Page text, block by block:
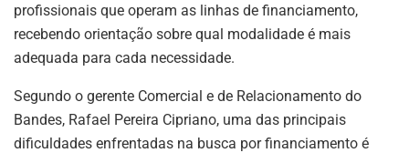
profissionais que operam as linhas de financiamento,
recebendo orientação sobre qual modalidade é mais
adequada para cada necessidade.
Segundo o gerente Comercial e de Relacionamento do
Bandes, Rafael Pereira Cipriano, uma das principais
dificuldades enfrentadas na busca por financiamento é